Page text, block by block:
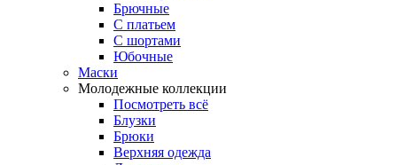
Брючные
С платьем
С шортами
Юбочные
Маски
Молодежные коллекции
Посмотреть всё
Блузки
Брюки
Верхняя одежда